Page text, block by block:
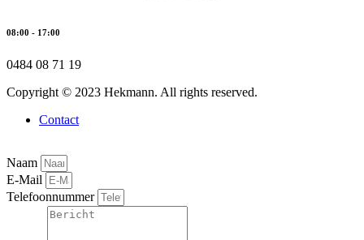
08:00 - 17:00
0484 08 71 19
Copyright © 2023 Hekmann. All rights reserved.
Contact
Naam
E-Mail
Telefoonnummer